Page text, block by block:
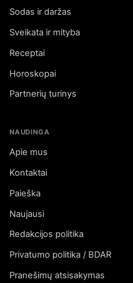
Sodas ir daržas
Sveikata ir mityba
Receptai
Horoskopai
Partnerių turinys
NAUDINGA
Apie mus
Kontaktai
Paieška
Naujausi
Redakcijos politika
Privatumo politika / BDAR
Pranešimų atsisakymas